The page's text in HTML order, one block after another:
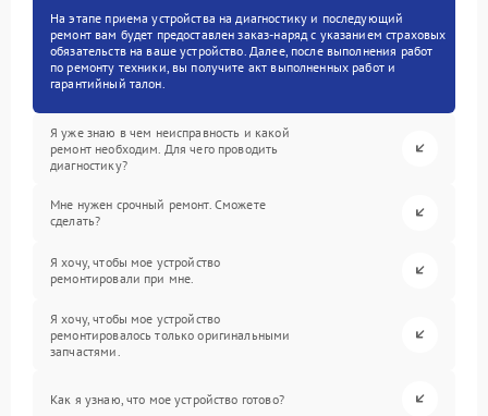
На этапе приема устройства на диагностику и последующий
ремонт вам будет предоставлен заказ-наряд с указанием страховых
обязательств на ваше устройство. Далее, после выполнения работ
по ремонту техники, вы получите акт выполненных работ и
гарантийный талон.
Я уже знаю в чем неисправность и какой
ремонт необходим. Для чего проводить
диагностику?
Мне нужен срочный ремонт. Сможете
сделать?
Я хочу, чтобы мое устройство
ремонтировали при мне.
Я хочу, чтобы мое устройство
ремонтировалось только оригинальными
запчастями.
Как я узнаю, что мое устройство готово?